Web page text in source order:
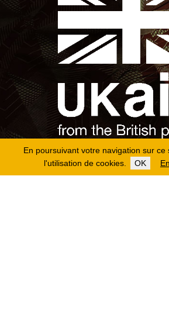
En poursuivant votre navigation sur ce
l'utilisation de cookies.
OK